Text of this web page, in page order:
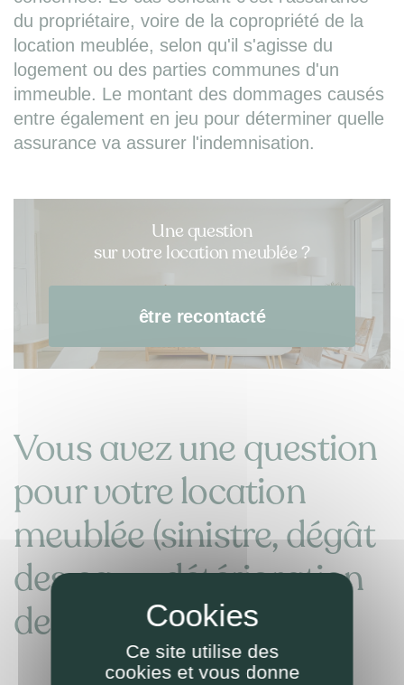
du propriétaire, voire de la copropriété de la
location meublée, selon qu'il s'agisse du
logement ou des parties communes d'un
immeuble. Le montant des dommages causés
entre également en jeu pour déterminer quelle
assurance va assurer l'indemnisation.
Une question
sur votre location meublée ?
être recontacté
Vous avez une question
pour votre location
meublée (sinistre, dégât
des eaux, détérioration
de mobilier, etc.)
Ce site utilise des
cookies et vous donne